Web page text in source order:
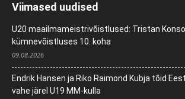
Viimased uudised
U20 maailmameistrivõistlused: Tristan
kümnevõistluses 10. koha
09.08.2026
Endrik Hansen ja Riko Raimond Kubja tõid
vahe järel U19 MM-kulla